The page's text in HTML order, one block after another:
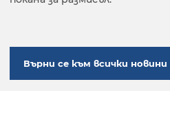
Върни се към всички новини